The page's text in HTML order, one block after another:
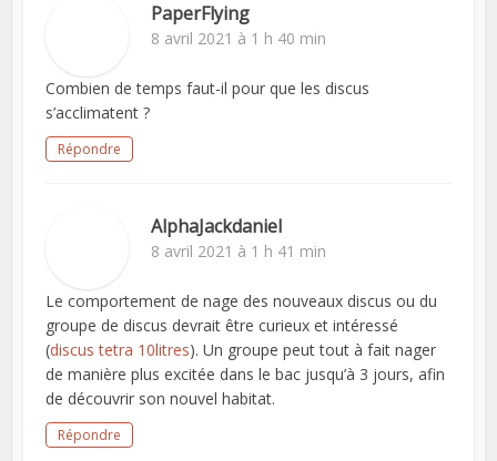
PaperFlying
8 avril 2021 à 1 h 40 min
Combien de temps faut-il pour que les discus
s’acclimatent ?
Répondre
AlphaJackdaniel
8 avril 2021 à 1 h 41 min
Le comportement de nage des nouveaux discus ou du
groupe de discus devrait être curieux et intéressé
(discus tetra 10litres). Un groupe peut tout à fait nager
de manière plus excitée dans le bac jusqu’à 3 jours, afin
de découvrir son nouvel habitat.
Répondre